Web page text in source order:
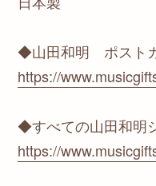
◆山田和明 ポスト
https://
◆すべての山田和明
https://